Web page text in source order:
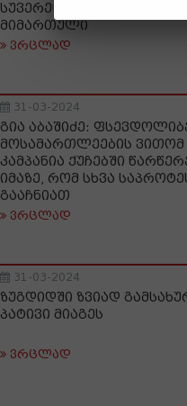
სუვერენიტეტის და
მიმართული
ვრცლად
31-03-2024
გია აბაშიძე:
მოსამართლეების ვითომ
კამპანია ქუჩებში
იმაზე, რომ სხვა
გააჩნიათ
ვრცლად
31-03-2024
ზუგდიდში ზვიად
პატივი მიაგეს
ვრცლად